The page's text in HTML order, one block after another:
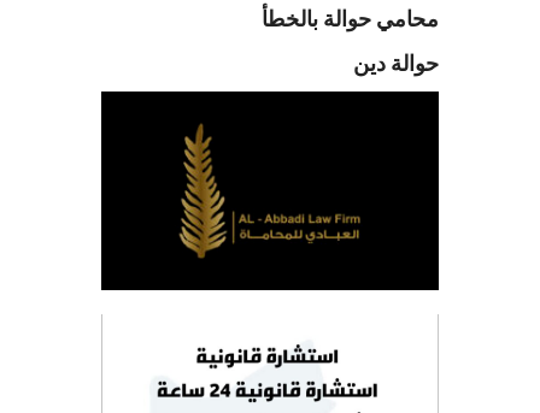
محامي حوالة بالخطأ
حوالة دين